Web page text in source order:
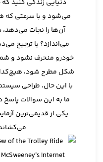
دنیایی زندگی کنید
می‌شود و با سرعتی که
آن‌ها را نجات می‌دهد،
می‌اندازد؟ یا ترجیح
خودرو منحرف نشود و شما
شکل مطرح شود،
با این حال، طراحی
ما به این سوالات
یکی از قدیمی‌ترین